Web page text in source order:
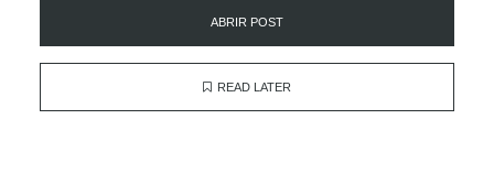
ABRIR POST
READ LATER